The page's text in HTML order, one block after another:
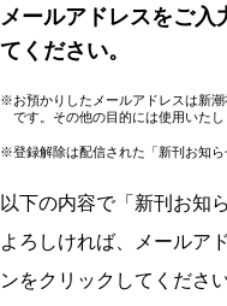
メールアドレスをご入
てください。
※お預かりしたメールアドレスは新
です。その他の目的には使用いたし
※登録解除は配信された「新刊お知ら
以下の内容で「新刊お知
よろしければ、メールア
ンをクリックしてください